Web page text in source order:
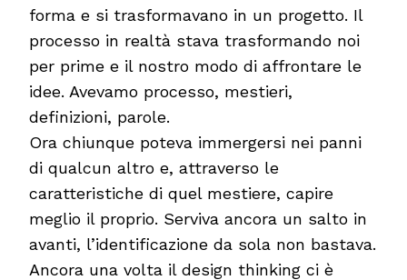
forma e si trasformavano in un progetto. Il
processo in realtà stava trasformando noi
per prime e il nostro modo di affrontare le
idee. Avevamo processo, mestieri,
definizioni, parole.
Ora chiunque poteva immergersi nei panni
di qualcun altro e, attraverso le
caratteristiche di quel mestiere, capire
meglio il proprio. Serviva ancora un salto in
avanti, l’identificazione da sola non bastava.
Ancora una volta il design thinking ci è